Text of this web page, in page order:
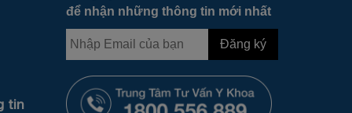
tin
để nhận những thông tin mới nhất